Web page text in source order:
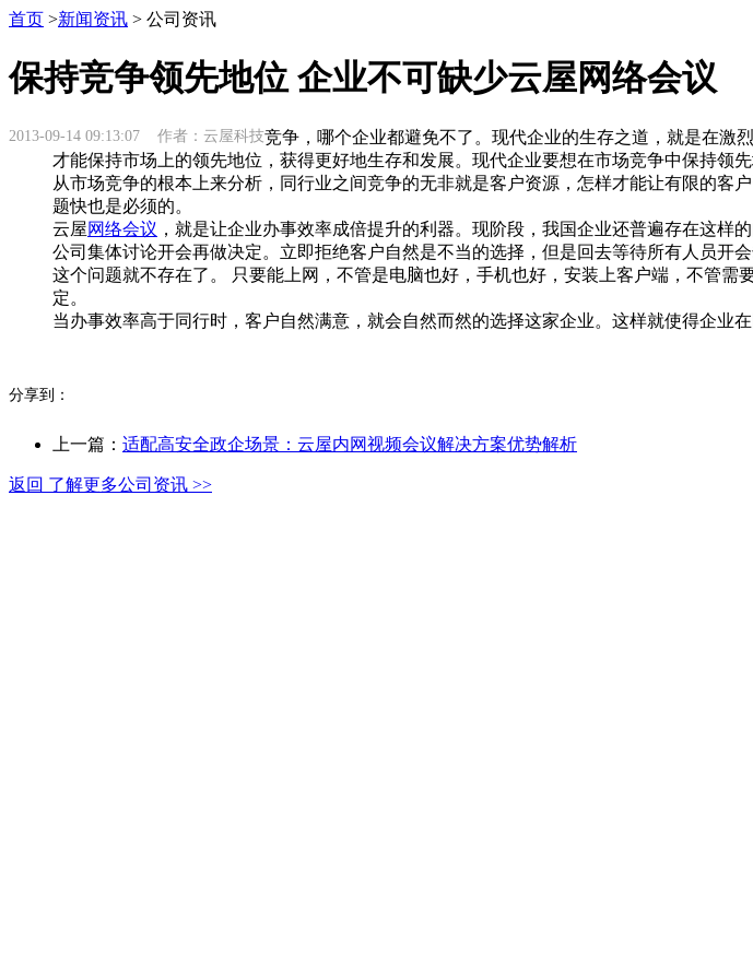
首页 >新闻资讯 > 公司资讯
保持竞争领先地位 企业不可缺少云屋网络会议
2013-09-14 09:13:07 作者：云屋科技竞争，哪个企业都避免不了。现代企业的生存之道，就是在激
才能保持市场上的领先地位，获得更好地生存和发展。现代企业要想在市场竞争中保持领
从市场竞争的根本上来分析，同行业之间竞争的无非就是客户资源，怎样才能让有限的
题快也是必须的。
云屋网络会议 ，就是让企业办事效率成倍提升的利器。现阶段，我国企业还普遍存在这
公司集体讨论开会再做决定。立即拒绝客户自然是不当的选择，但是回去等待所有人员开
这个问题就不存在了。 只要能上网，不管是电脑也好，手机也好，安装上客户端，不管
定。
当办事效率高于同行时，客户自然满意，就会自然而然的选择这家企业。这样就使得企业
分享到：
上一篇： 适配高安全政企场景：云屋内网视频会议解决方案优势解析
返回 了解更多公司资讯 >>